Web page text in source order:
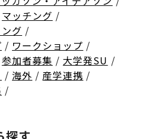
マッチング /
グ /
/ ワークショップ /
参加者募集 / 大学発SU /
/ 海外 / 産学連携 /
/